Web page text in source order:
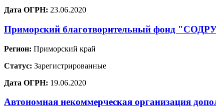
Дата ОГРН: 23.06.2020
Приморский благотворительный фонд
Регион: Приморский край
Статус: Зарегистрированные
Дата ОГРН: 19.06.2020
Автономная некоммерческая организация